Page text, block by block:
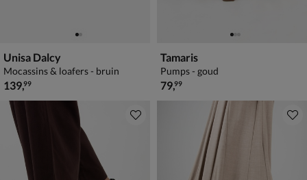
Unisa Dalcy
Mocassins & loafers - bruin
€ 139,99
139,99
Tamaris
Pumps - goud
€ 79,99
79,99